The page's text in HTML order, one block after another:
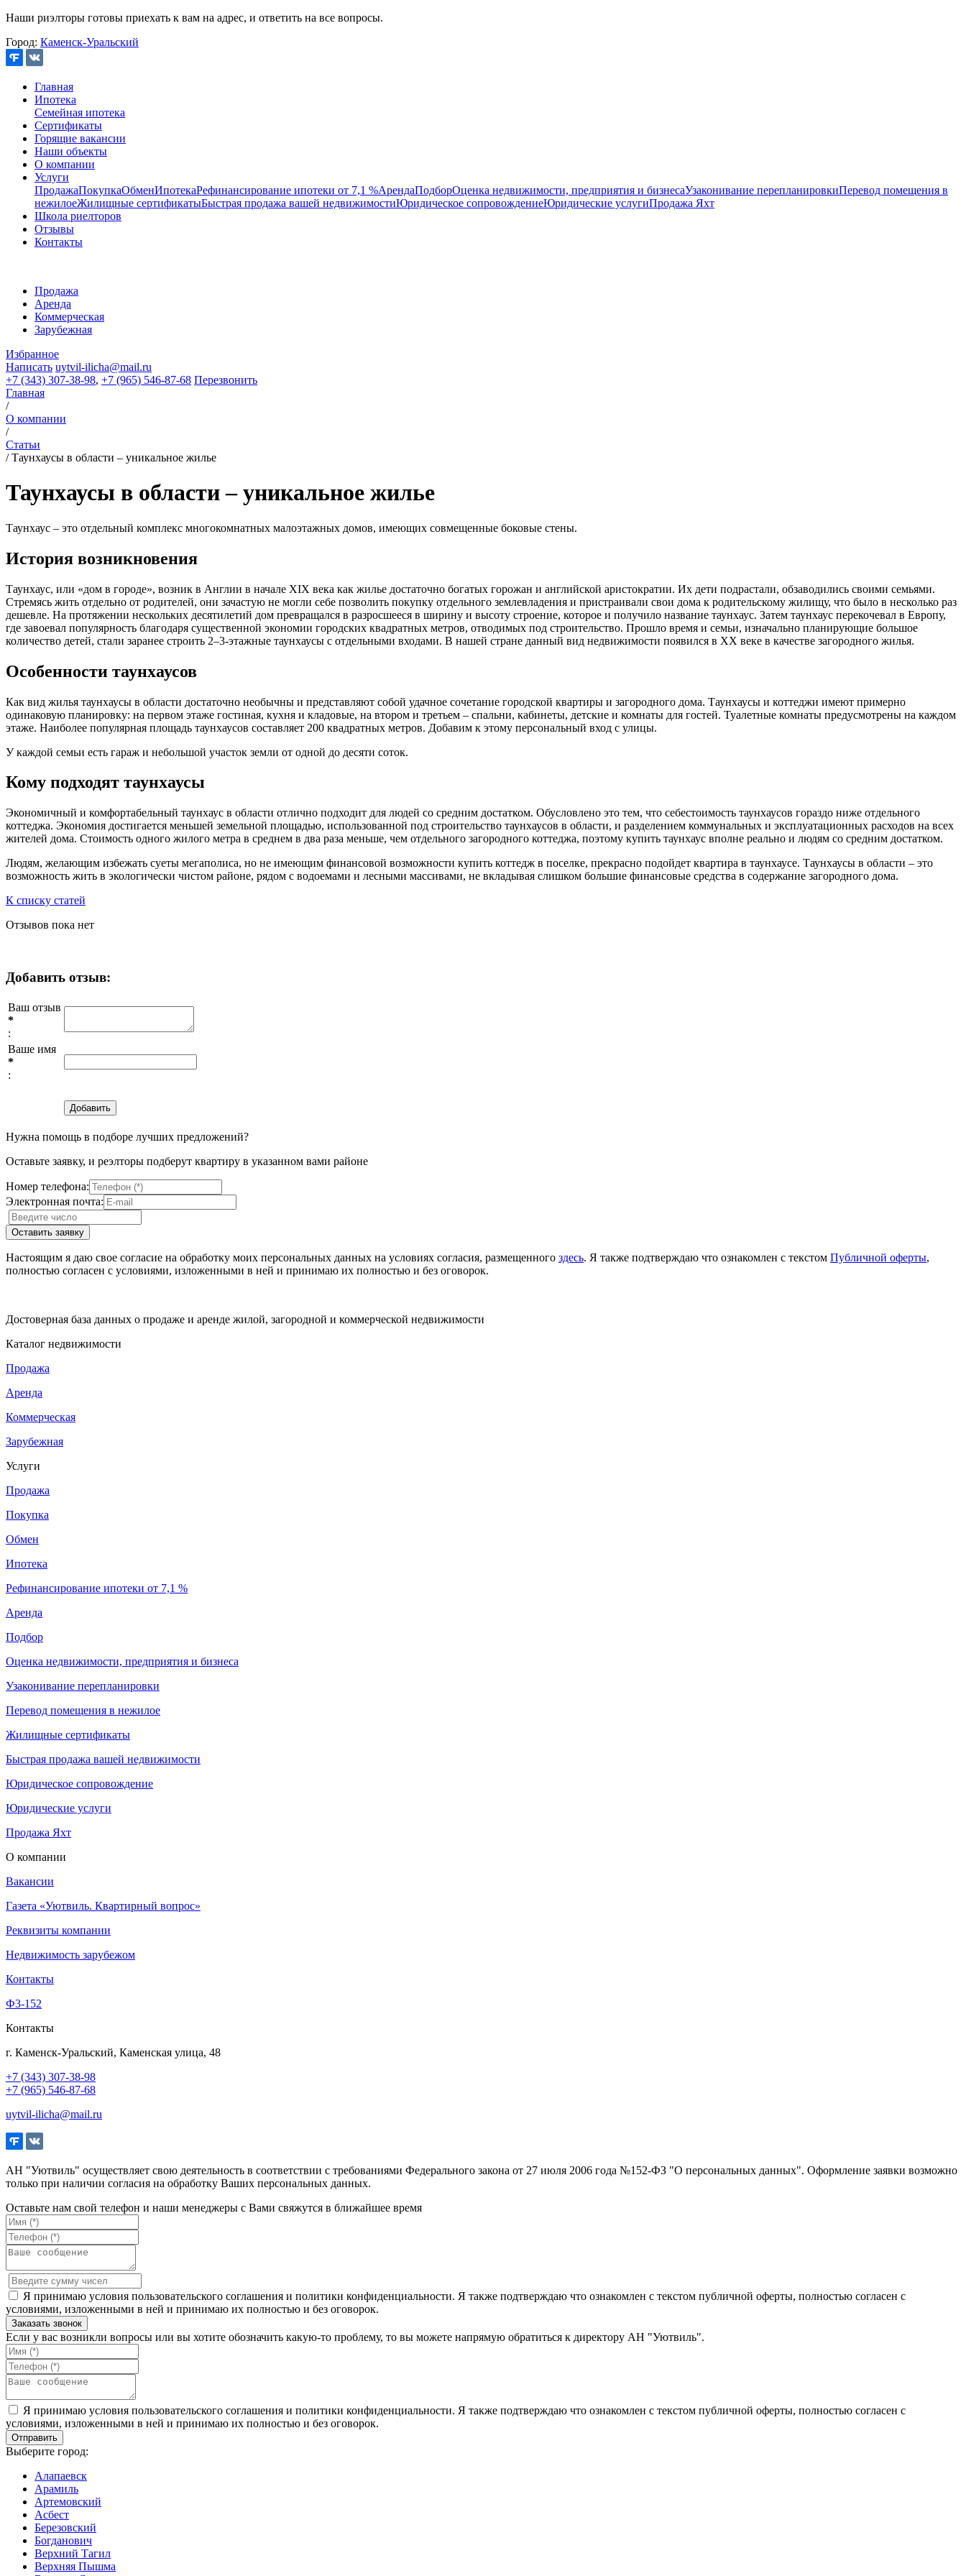
Наши риэлторы готовы приехать к вам на адрес, и ответить на все вопросы.
Город: Каменск-Уральский
Главная
Ипотека
Семейная ипотека
Сертификаты
Горящие вакансии
Наши объекты
О компании
Услуги
ПродажаПокупкаОбменИпотекаРефинансирование ипотеки от 7,1 %АрендаПодборОценка недвижимости, предприятия и бизнесаУзаконивание перепланировкиПеревод помещения в
нежилоеЖилищные сертификатыБыстрая продажа вашей недвижимостиЮридическое сопровождениеЮридические услугиПродажа Яхт
Школа риелторов
Отзывы
Контакты
Продажа
Аренда
Коммерческая
Зарубежная
Избранное
Написать uytvil-ilicha@mail.ru
+7 (343) 307-38-98, +7 (965) 546-87-68 Перезвонить
Главная
/
О компании
/
Статьи
/Таунхаусы в области – уникальное жилье
Таунхаусы в области – уникальное жилье
Таунхаус – это отдельный комплекс многокомнатных малоэтажных домов, имеющих совмещенные боковые стены.
История возникновения
Таунхаус, или «дом в городе», возник в Англии в начале XIX века как жилье достаточно богатых горожан и английской аристократии. Их дети подрастали, обзаводились своими семьями.
Стремясь жить отдельно от родителей, они зачастую не могли себе позволить покупку отдельного землевладения и пристраивали свои дома к родительскому жилищу, что было в несколько раз
дешевле. На протяжении нескольких десятилетий дом превращался в разросшееся в ширину и высоту строение, которое и получило название таунхаус. Затем таунхаус перекочевал в Европу,
где завоевал популярность благодаря существенной экономии городских квадратных метров, отводимых под строительство. Прошло время и семьи, изначально планирующие большое
количество детей, стали заранее строить 2–3-этажные таунхаусы с отдельными входами. В нашей стране данный вид недвижимости появился в XX веке в качестве загородного жилья.
Особенности таунхаусов
Как вид жилья таунхаусы в области достаточно необычны и представляют собой удачное сочетание городской квартиры и загородного дома. Таунхаусы и коттеджи имеют примерно
одинаковую планировку: на первом этаже гостиная, кухня и кладовые, на втором и третьем – спальни, кабинеты, детские и комнаты для гостей. Туалетные комнаты предусмотрены на каждом
этаже. Наиболее популярная площадь таунхаусов составляет 200 квадратных метров. Добавим к этому персональный вход с улицы.
У каждой семьи есть гараж и небольшой участок земли от одной до десяти соток.
Кому подходят таунхаусы
Экономичный и комфортабельный таунхаус в области отлично подходит для людей со средним достатком. Обусловлено это тем, что себестоимость таунхаусов гораздо ниже отдельного
коттеджа. Экономия достигается меньшей земельной площадью, использованной под строительство таунхаусов в области, и разделением коммунальных и эксплуатационных расходов на всех
жителей дома. Стоимость одного жилого метра в среднем в два раза меньше, чем отдельного загородного коттеджа, поэтому купить таунхаус вполне реально и людям со средним достатком.
Людям, желающим избежать суеты мегаполиса, но не имеющим финансовой возможности купить коттедж в поселке, прекрасно подойдет квартира в таунхаусе. Таунхаусы в области – это
возможность жить в экологически чистом районе, рядом с водоемами и лесными массивами, не вкладывая слишком большие финансовые средства в содержание загородного дома.
К списку статей
Отзывов пока нет
Добавить отзыв:
Ваш отзыв
*
:
Ваше имя
*
:
Нужна помощь в подборе лучших предложений?
Оставьте заявку, и реэлторы подберут квартиру в указанном вами районе
Номер телефона:
Электронная почта:
Настоящим я даю свое согласие на обработку моих персональных данных на условиях согласия, размещенного здесь. Я также подтверждаю что ознакомлен с текстом Публичной оферты,
полностью согласен с условиями, изложенными в ней и принимаю их полностью и без оговорок.
Достоверная база данных о продаже и аренде жилой, загородной и коммерческой недвижимости
Каталог недвижимости
Продажа
Аренда
Коммерческая
Зарубежная
Услуги
Продажа
Покупка
Обмен
Ипотека
Рефинансирование ипотеки от 7,1 %
Аренда
Подбор
Оценка недвижимости, предприятия и бизнеса
Узаконивание перепланировки
Перевод помещения в нежилое
Жилищные сертификаты
Быстрая продажа вашей недвижимости
Юридическое сопровождение
Юридические услуги
Продажа Яхт
О компании
Вакансии
Газета «Уютвиль. Квартирный вопрос»
Реквизиты компании
Недвижимость зарубежом
Контакты
Ф3-152
Контакты
г. Каменск-Уральский, Каменская улица, 48
+7 (343) 307-38-98
+7 (965) 546-87-68
uytvil-ilicha@mail.ru
АН "Уютвиль" осуществляет свою деятельность в соответствии с требованиями Федерального закона от 27 июля 2006 года №152-ФЗ "О персональных данных". Оформление заявки возможно
только при наличии согласия на обработку Ваших персональных данных.
Оставьте нам свой телефон и наши менеджеры с Вами свяжутся в ближайшее время
Я принимаю условия пользовательского соглашения и политики конфиденциальности. Я также подтверждаю что ознакомлен с текстом публичной оферты, полностью согласен с
условиями, изложенными в ней и принимаю их полностью и без оговорок.
Если у вас возникли вопросы или вы хотите обозначить какую-то проблему, то вы можете напрямую обратиться к директору АН "Уютвиль".
Я принимаю условия пользовательского соглашения и политики конфиденциальности. Я также подтверждаю что ознакомлен с текстом публичной оферты, полностью согласен с
условиями, изложенными в ней и принимаю их полностью и без оговорок.
Выберите город:
Алапаевск
Арамиль
Артемовский
Асбест
Березовский
Богданович
Верхний Тагил
Верхняя Пышма